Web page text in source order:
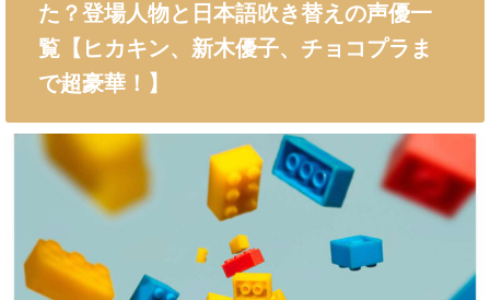
た？登場人物と日本語吹き替えの声優一
覧【ヒカキン、新木優子、チョコプラま
で超豪華！】